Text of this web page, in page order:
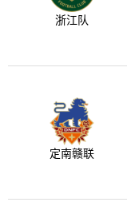
浙江队
定南赣联